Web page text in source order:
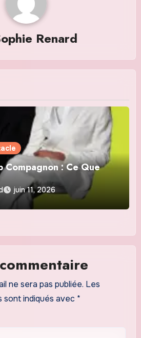
Renard
Compagnon : Ce Que
juin 11, 2026
ne sera pas publiée. Les
sont indiqués avec *